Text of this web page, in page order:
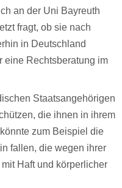
an der Uni Bayreuth
fragt, ob sie nach
in Deutschland
eine Rechtsberatung im
Staatsangehörigen
die ihnen in ihrem
zum Beispiel die
fallen, die wegen ihrer
Haft und körperlicher